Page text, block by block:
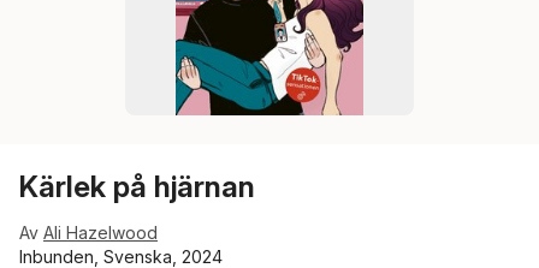
Kärlek på hjärnan
Av Ali Hazelwood
Inbunden, Svenska, 2024